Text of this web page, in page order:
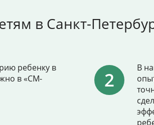
в Санкт-
ребенку в
в «СМ-
В